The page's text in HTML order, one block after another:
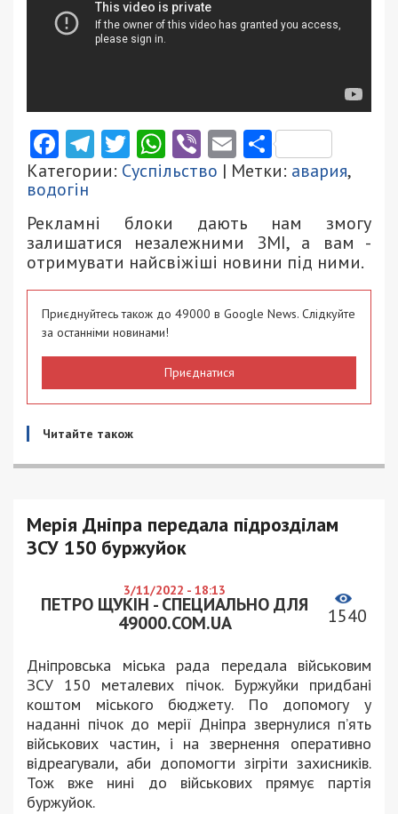
Facebook
Telegram
Twitter
WhatsApp
ViberEmail
Категории: Суспільство | Метки: авария,
водогін
Рекламні блоки дають нам змогу
залишатися незалежними ЗМІ, а вам -
отримувати найсвіжіші новини під ними.
Приєднуйтесь також до 49000 в Google News. Слідкуйте
за останніми новинами!
Приєднатися
Читайте також
Мерія Дніпра передала підрозділам
ЗСУ 150 буржуйок
3/11/2022 - 18:13
ПЕТРО ЩУКІН - СПЕЦИАЛЬНО ДЛЯ
49000.COM.UA
1540
Дніпровська міська рада передала військовим
ЗСУ 150 металевих пічок. Буржуйки придбані
коштом міського бюджету. По допомогу у
наданні пічок до мерії Дніпра звернулися п’ять
військових частин, і на звернення оперативно
відреагували, аби допомогти зігріти захисників.
Тож вже нині до військових прямує партія
буржуйок.